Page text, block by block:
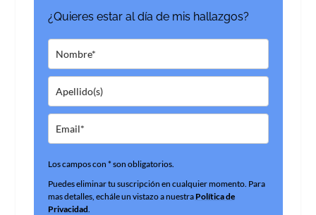
¿Quieres estar al día de mis hallazgos?
Los campos con * son obligatorios.
Puedes eliminar tu suscripción en cualquier momento. Para
mas detalles, echále un vistazo a nuestraPolítica de
Privacidad.